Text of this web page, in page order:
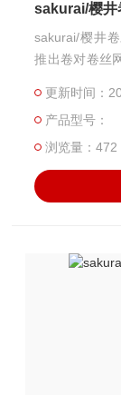
sakurai/樱井
sakurai/樱井
推出卷对卷丝
更新时间：
产品型号：
浏览量：472